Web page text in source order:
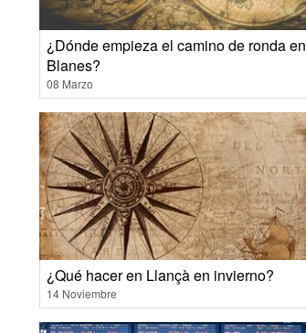
¿Dónde empieza el camino de ronda en
Blanes?
08 Marzo
¿Qué hacer en Llançà en invierno?
14 Noviembre